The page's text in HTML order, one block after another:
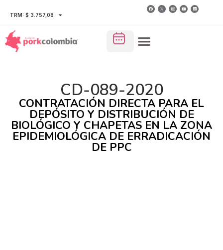
TRM: $ 3.757,08
CD-089-2020
CONTRATACIÓN DIRECTA PARA EL
DEPÓSITO Y DISTRIBUCIÓN DE
BIOLÓGICO Y CHAPETAS EN LA ZONA
EPIDEMIOLÓGICA DE ERRADICACIÓN
DE PPC